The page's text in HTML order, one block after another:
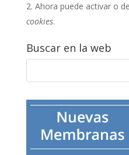
Ahora puede activar o
cookies.
Buscar en la web